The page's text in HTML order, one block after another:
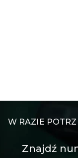
W RAZIE
Znajdź